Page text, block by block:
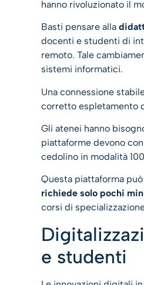
hanno rivoluzionato il
Basti pensare alla
docenti e studenti di
remoto. Tale
sistemi informatici.
Una connessione
corretto espletamento
Gli atenei hanno
piattaforme devono
cedolino in modalità
Questa piattaforma
richiede solo pochi
corsi di
e studenti